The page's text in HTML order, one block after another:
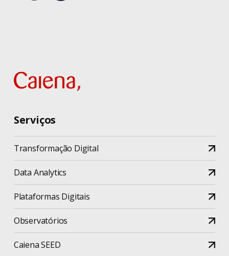
Serviços
Transformação Digital
Data Analytics
Plataformas Digitais
Observatórios
Caiena SEED